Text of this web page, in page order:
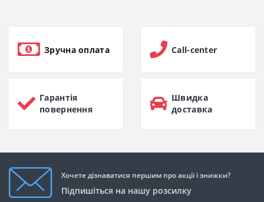
Зручна оплата Call-center
Гарантія
повернення
Швидка
доставка
Хочете дізнаватися першим про акції і знижки?
Підпишіться на нашу розсилку